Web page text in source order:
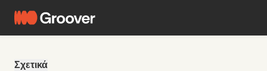
Σχετικά